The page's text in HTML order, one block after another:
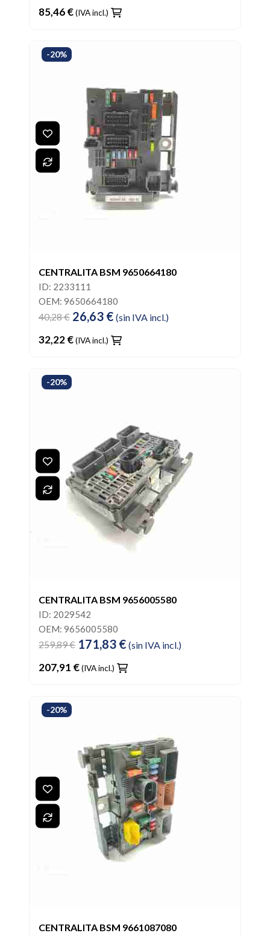
85,46 €(IVA incl.)
-20%
CENTRALITA BSM 9650664180
ID: 2233111
OEM: 9650664180
40,28 € 26,63 € (sin IVA incl.)
32,22 €(IVA incl.)
-20%
CENTRALITA BSM 9656005580
ID: 2029542
OEM: 9656005580
259,89 € 171,83 € (sin IVA incl.)
207,91 €(IVA incl.)
-20%
CENTRALITA BSM 9661087080